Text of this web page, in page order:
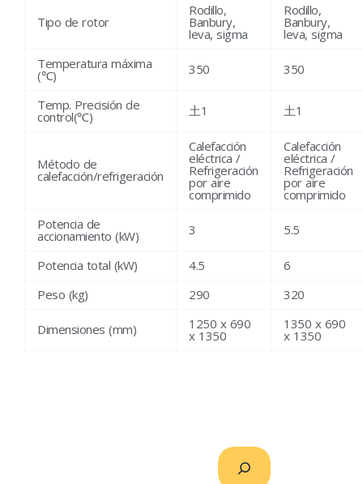
Tipo de rotor
Rodillo,
Banbury,
leva, sigma
Rodillo,
Banbury,
leva, sigma
Temperatura máxima
(℃) 350 350
Temp. Precisión de
control(℃) 土1 土1
Método de
calefacción/refrigeración
Calefacción
eléctrica /
Refrigeración
por aire
comprimido
Calefacción
eléctrica /
Refrigeración
por aire
comprimido
Potencia de
accionamiento (kW) 3 5.5
Potencia total (kW) 4.5
6
Peso (kg)
290 320
Dimensiones (mm) 1250 x 690
x 1350
1350 x 690
x 1350